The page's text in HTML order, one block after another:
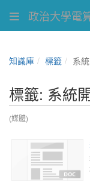
政治大學電
知識庫 標籤 系
標籤: 系統
(媒體)